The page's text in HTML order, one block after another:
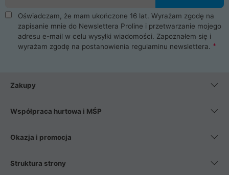
Oświadczam, że mam ukończone 16 lat. Wyrażam zgodę na
zapisanie mnie do Newslettera Proline i przetwarzanie mojego
adresu e-mail w celu wysyłki wiadomości. Zapoznałem się i
wyrażam zgodę na postanowienia regulaminu newslettera.
Zakupy
Współpraca hurtowa i MŚP
Okazja i promocja
Struktura strony